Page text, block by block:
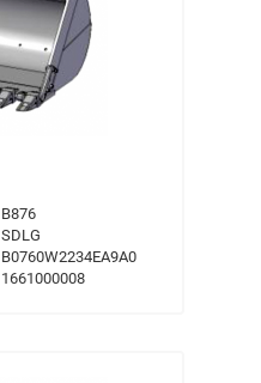
B876
SDLG
B0760W2234EA9A0
1661000008